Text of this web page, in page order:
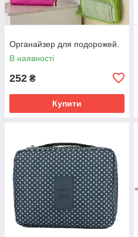
Органайзер для подорожей.
В наявності
252 ₴
Купити